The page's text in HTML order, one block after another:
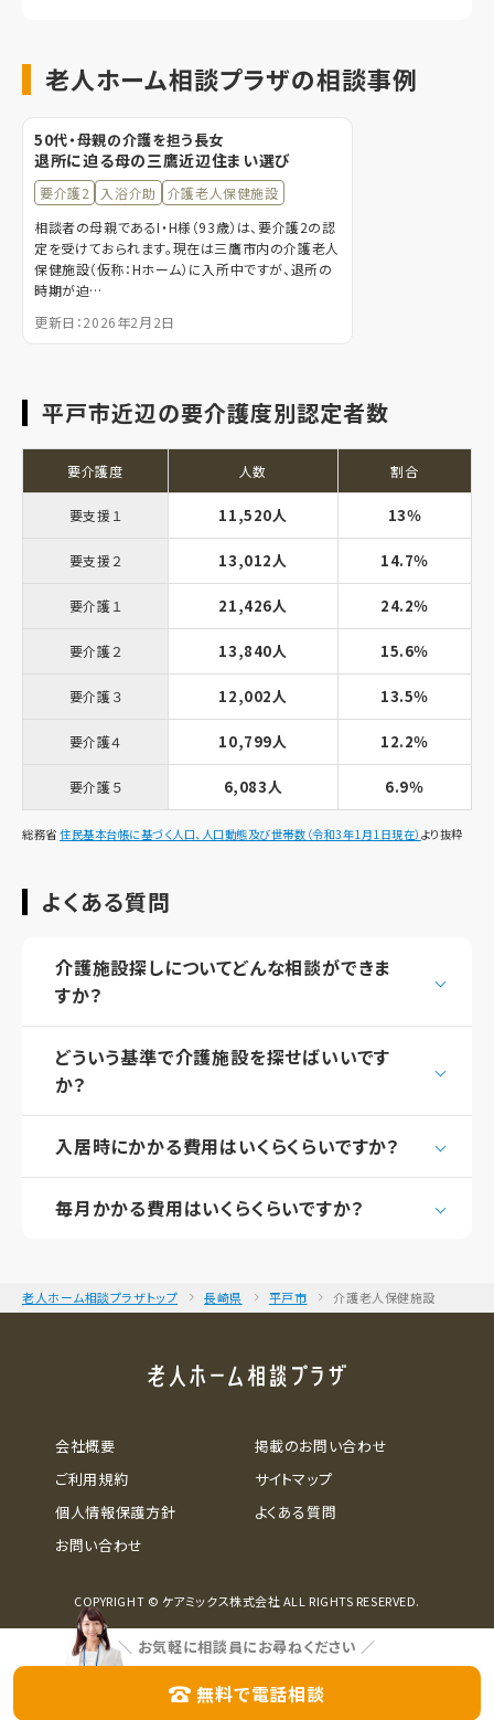
老人ホーム相談プラザの相談事例
50代・母親の介護を担う長女
退所に迫る母の三鷹近辺住まい選び
要介護2 入浴介助
介護老人保健施設
相談者の母親であるI・H様（93歳）は、要介護2の認
定を受けておられます。現在は三鷹市内の介護老人
保健施設（仮称：Hホーム）に入所中ですが、退所の
時期が迫…
更新日：2026年2月2日
平戸市近辺の要介護度別認定者数
要介護度 人数 割合
要支援１ 11,520人 13％
要支援２ 13,012人 14.7％
要介護１ 21,426人 24.2％
要介護２ 13,840人 15.6％
要介護３ 12,002人 13.5％
要介護４ 10,799人 12.2％
要介護５ 6,083人 6.9％
総務省住民基本台帳に基づく人口、人口動態及び世帯数（令和3年1月1日現在） より抜粋
よくある質問
介護施設探しについてどんな相談ができま
すか？
どういう基準で介護施設を探せばいいです
か？
入居時にかかる費用はいくらくらいですか？
毎月かかる費用はいくらくらいですか？
老人ホーム相談プラザトップ 長崎県 平戸市 介護老人保健施設
＼ お気軽に相談員にお尋ねください ／
無料で電話相談
会社概要
ご利用規約
個人情報保護方針
お問い合わせ
掲載のお問い合わせ
サイトマップ
よくある質問
COPYRIGHT © ケアミックス株式会社 ALL RIGHTS RESERVED.